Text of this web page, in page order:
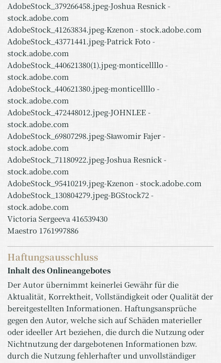
AdobeStock_379266458.jpeg-Joshua Resnick -
stock.adobe.com
AdobeStock_41263834.jpeg-Kzenon - stock.adobe.com
AdobeStock_43771441.jpeg-Patrick Foto -
stock.adobe.com
AdobeStock_440621380(1).jpeg-monticellllo -
stock.adobe.com
AdobeStock_440621380.jpeg-monticellllo -
stock.adobe.com
AdobeStock_472448012.jpeg-JOHNLEE -
stock.adobe.com
AdobeStock_69807298.jpeg-Sławomir Fajer -
stock.adobe.com
AdobeStock_71180922.jpeg-Joshua Resnick -
stock.adobe.com
AdobeStock_95410219.jpeg-Kzenon - stock.adobe.com
AdobeStock_130804279.jpeg-BGStock72 -
stock.adobe.com
Victoria Sergeeva 416539430
Maestro 1761997886
Haftungsausschluss
Inhalt des Onlineangebotes
Der Autor übernimmt keinerlei Gewähr für die
Aktualität, Korrektheit, Vollständigkeit oder Qualität der
bereitgestellten Informationen. Haftungsansprüche
gegen den Autor, welche sich auf Schäden materieller
oder ideeller Art beziehen, die durch die Nutzung oder
Nichtnutzung der dargebotenen Informationen bzw.
durch die Nutzung fehlerhafter und unvollständiger